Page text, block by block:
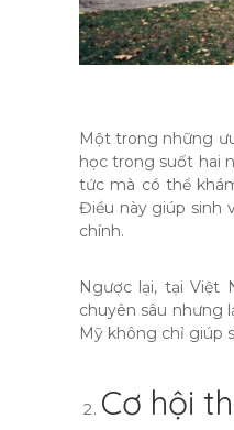
Một trong những
học trong suốt hai
tức mà có thể
Điều này giúp sinh
chính.
Ngược lại, tại
chuyên sâu nhưng
Mỹ không chỉ giúp
Cơ hội